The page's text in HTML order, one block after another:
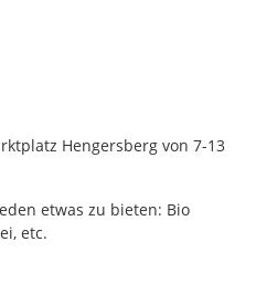
Hengersberg von 7-13
etwas zu bieten: Bio
etc.